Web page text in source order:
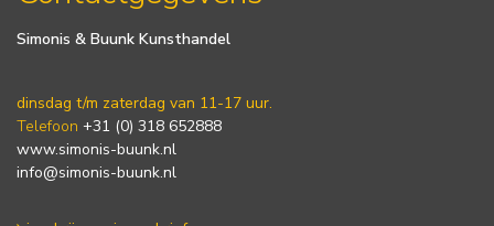
Simonis & Buunk Kunsthandel
dinsdag t/m zaterdag van 11-17 uur.
Telefoon +31 (0) 318 652888
www.simonis-buunk.nl
info@simonis-buunk.nl